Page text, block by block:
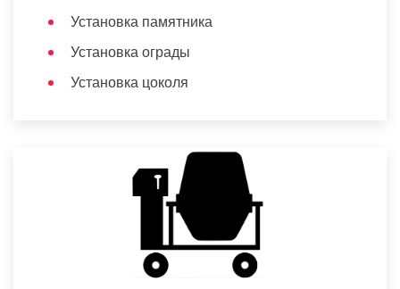
Установка памятника
Установка ограды
Установка цоколя